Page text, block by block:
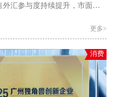
汇参与度持续提升，市面上
更多>
消费